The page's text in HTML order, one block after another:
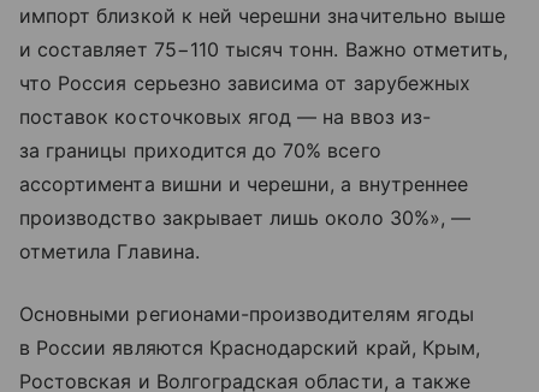
импорт близкой к ней черешни значительно выше
и составляет 75−110 тысяч тонн. Важно отметить,
что Россия серьезно зависима от зарубежных
поставок косточковых ягод — на ввоз из-
за границы приходится до 70% всего
ассортимента вишни и черешни, а внутреннее
производство закрывает лишь около 30%», —
отметила Главина.
Основными регионами-производителям ягоды
в России являются Краснодарский край, Крым,
Ростовская и Волгоградская области, а также